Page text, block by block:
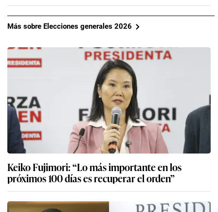
Más sobre Elecciones generales 2026
Keiko Fujimori: “Lo más importante en los
próximos 100 días es recuperar el orden”